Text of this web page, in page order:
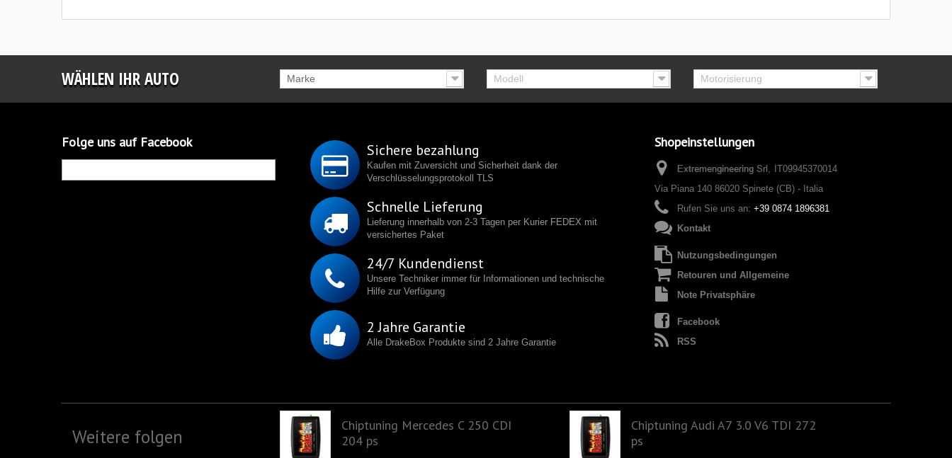
WÄHLEN IHR AUTO Marke Modell Motorisierung
Folge uns auf Facebook Sichere bezahlung
Kaufen mit Zuversicht und Sicherheit dank der
Verschlüsselungsprotokoll TLS
Schnelle Lieferung
Lieferung innerhalb von 2-3 Tagen per Kurier FEDEX mit
versichertes Paket
24/7 Kundendienst
Unsere Techniker immer für Informationen und technische
Hilfe zur Verfügung
2 Jahre Garantie
Alle DrakeBox Produkte sind 2 Jahre Garantie
Shopeinstellungen
IT09945370014
Via Piana 140 86020 Spinete (CB) - Italia
Rufen Sie uns an: +39 0874 1896381
Kontakt
Nutzungsbedingungen
Retouren und Allgemeine
Note Privatsphäre
Facebook
RSS
Weitere folgen
Chiptuning Mercedes C 250 CDI
204 ps
Chiptuning Audi A7 3.0 V6 TDI 272
ps